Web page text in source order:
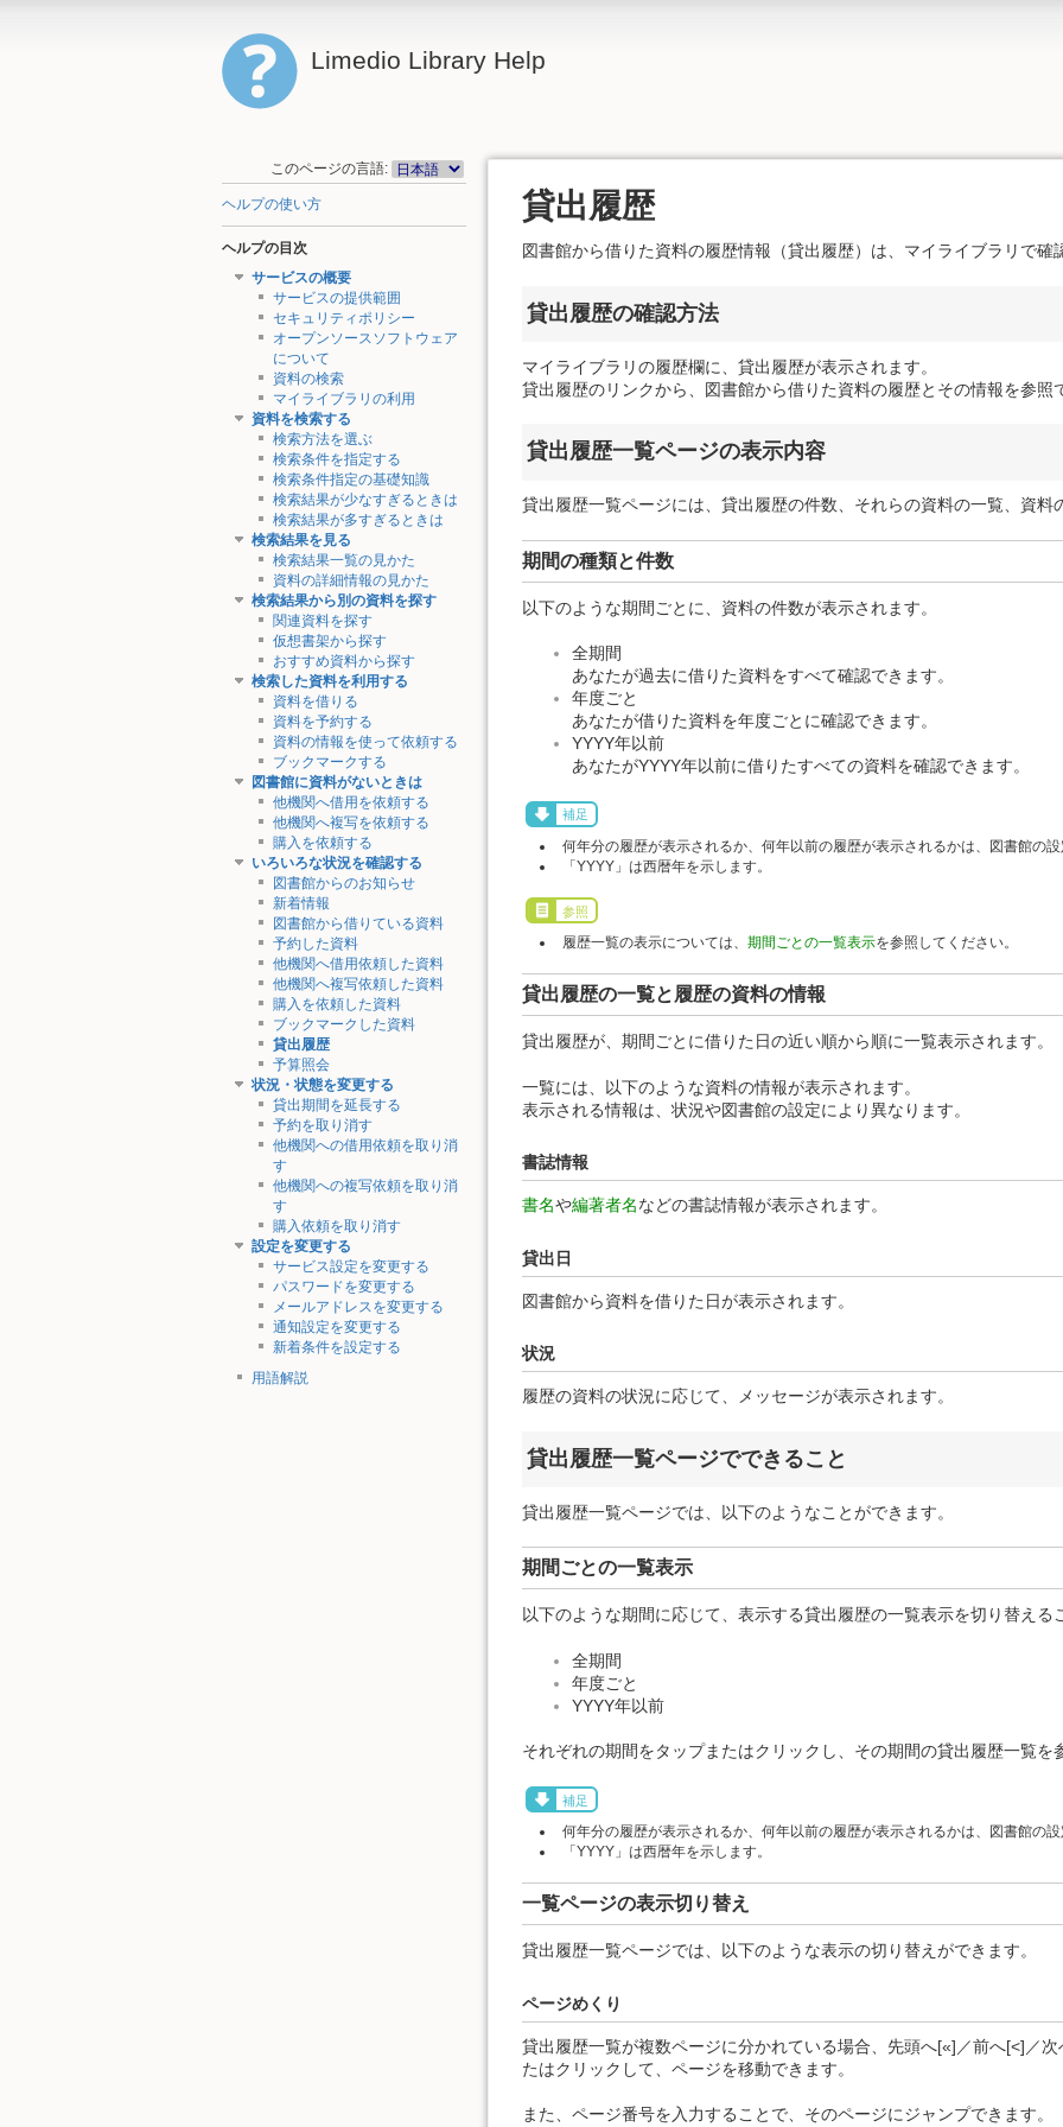
Limedio Library Help
このページの言語:
ヘルプの使い方
ヘルプの目次
サービスの概要
サービスの提供範囲
セキュリティポリシー
オープンソースソフトウェア
について
資料の検索
マイライブラリの利用
資料を検索する
検索方法を選ぶ
検索条件を指定する
検索条件指定の基礎知識
検索結果が少なすぎるときは
検索結果が多すぎるときは
検索結果を見る
検索結果一覧の見かた
資料の詳細情報の見かた
検索結果から別の資料を探す
関連資料を探す
仮想書架から探す
おすすめ資料から探す
検索した資料を利用する
資料を借りる
資料を予約する
資料の情報を使って依頼する
ブックマークする
図書館に資料がないときは
他機関へ借用を依頼する
他機関へ複写を依頼する
購入を依頼する
いろいろな状況を確認する
図書館からのお知らせ
新着情報
図書館から借りている資料
予約した資料
他機関へ借用依頼した資料
他機関へ複写依頼した資料
購入を依頼した資料
ブックマークした資料
貸出履歴
予算照会
状況・状態を変更する
貸出期間を延長する
予約を取り消す
他機関への借用依頼を取り消
す
他機関への複写依頼を取り消
す
購入依頼を取り消す
設定を変更する
サービス設定を変更する
パスワードを変更する
メールアドレスを変更する
通知設定を変更する
新着条件を設定する
用語解説
貸出履歴
図書館から借りた資料の履歴情報（貸出履歴）は、マイライブラリで確
貸出履歴の確認方法
マイライブラリの履歴欄に、貸出履歴が表示されます。
貸出履歴のリンクから、図書館から借りた資料の履歴とその情報を参照
貸出履歴一覧ページの表示内容
貸出履歴一覧ページには、貸出履歴の件数、それらの資料の一覧、資料
期間の種類と件数
以下のような期間ごとに、資料の件数が表示されます。
全期間
あなたが過去に借りた資料をすべて確認できます。
年度ごと
あなたが借りた資料を年度ごとに確認できます。
YYYY年以前
あなたがYYYY年以前に借りたすべての資料を確認できます。
補足
何年分の履歴が表示されるか、何年以前の履歴が表示されるかは、図書館の設
「YYYY」は西暦年を示します。
参照
履歴一覧の表示については、期間ごとの一覧表示を参照してください。
貸出履歴の一覧と履歴の資料の情報
貸出履歴が、期間ごとに借りた日の近い順から順に一覧表示されます。
一覧には、以下のような資料の情報が表示されます。
表示される情報は、状況や図書館の設定により異なります。
書誌情報
書名や編著者名などの書誌情報が表示されます。
貸出日
図書館から資料を借りた日が表示されます。
状況
履歴の資料の状況に応じて、メッセージが表示されます。
貸出履歴一覧ページでできること
貸出履歴一覧ページでは、以下のようなことができます。
期間ごとの一覧表示
以下のような期間に応じて、表示する貸出履歴の一覧表示を切り替える
全期間
年度ごと
YYYY年以前
それぞれの期間をタップまたはクリックし、その期間の貸出履歴一覧を
補足
何年分の履歴が表示されるか、何年以前の履歴が表示されるかは、図書館の設
「YYYY」は西暦年を示します。
一覧ページの表示切り替え
貸出履歴一覧ページでは、以下のような表示の切り替えができます。
ページめくり
貸出履歴一覧が複数ページに分かれている場合、先頭へ[«]／前へ[<]／
たはクリックして、ページを移動できます。
また、ページ番号を入力することで、そのページにジャンプできます。